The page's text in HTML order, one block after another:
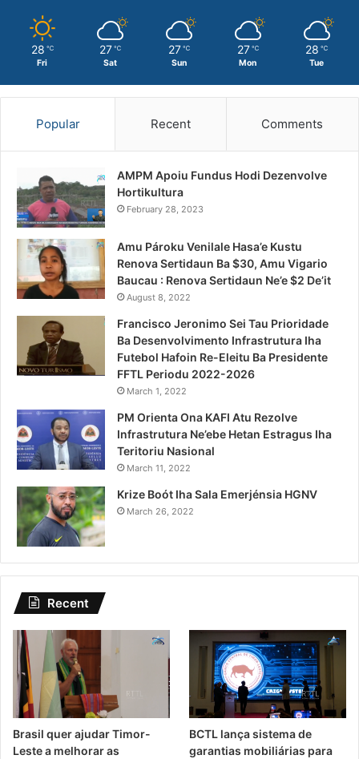
28 ℃
Fri
27 ℃
Sat
27 ℃
Sun
27 ℃
Mon
28 ℃
Tue
Popular Recent Comments
AMPM Apoiu Fundus Hodi Dezenvolve
Hortikultura
February 28, 2023
Amu Pároku Venilale Hasa’e Kustu
Renova Sertidaun Ba $30, Amu Vigario
Baucau : Renova Sertidaun Ne’e $2 De’it
August 8, 2022
Francisco Jeronimo Sei Tau Prioridade
Ba Desenvolvimento Infrastrutura Iha
Futebol Hafoin Re-Eleitu Ba Presidente
FFTL Periodu 2022-2026
March 1, 2022
PM Orienta Ona KAFI Atu Rezolve
Infrastrutura Ne’ebe Hetan Estragus Iha
Teritoriu Nasional
March 11, 2022
Krize Boót Iha Sala Emerjénsia HGNV
March 26, 2022
Recent
Brasil quer ajudar Timor-
Leste a melhorar as
BCTL lança sistema de
garantias mobiliárias para